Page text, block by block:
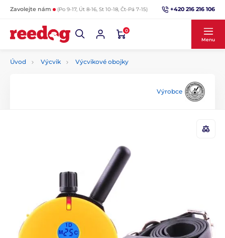
Zavolejte nám (Po 9-17, Út 8-16, St 10-18, Čt-Pá 7-15) +420 216 216 106
0
Menu
Úvod Výcvik Výcvikové obojky
Výrobce